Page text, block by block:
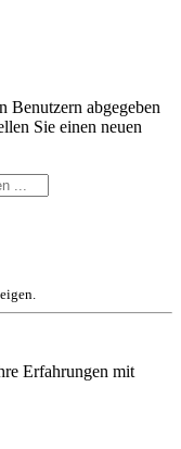
Benutzern abgegeben
Sie einen neuen
Erfahrungen mit